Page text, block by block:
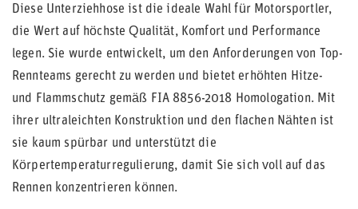
Diese Unterziehhose ist die ideale Wahl für Motorsportler,
die Wert auf höchste Qualität, Komfort und Performance
legen. Sie wurde entwickelt, um den Anforderungen von Top-
Rennteams gerecht zu werden und bietet erhöhten Hitze-
und Flammschutz gemäß FIA 8856-2018 Homologation. Mit
ihrer ultraleichten Konstruktion und den flachen Nähten ist
sie kaum spürbar und unterstützt die
Körpertemperaturregulierung, damit Sie sich voll auf das
Rennen konzentrieren können.